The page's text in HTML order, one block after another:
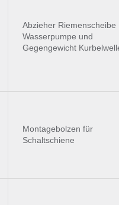
Abzieher Riemenscheibe
Wasserpumpe und
Gegengewicht
Montagebolzen für
Schaltschiene